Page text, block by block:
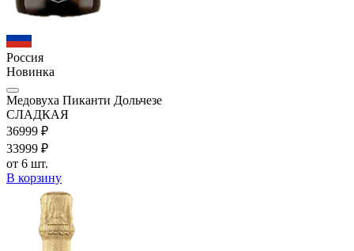
Россия
Новинка
Медовуха Пиканти Дольчезе
СЛАДКАЯ
36999 ₽
33999 ₽
от 6 шт.
В корзину